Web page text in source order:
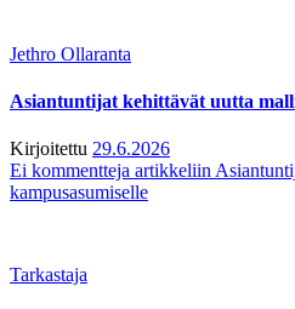
Jethro Ollaranta
Asiantuntijat kehittävät uutta
Kirjoitettu 29.6.2026
Ei kommentteja artikkeliin
kampusasumiselle
Tarkastaja